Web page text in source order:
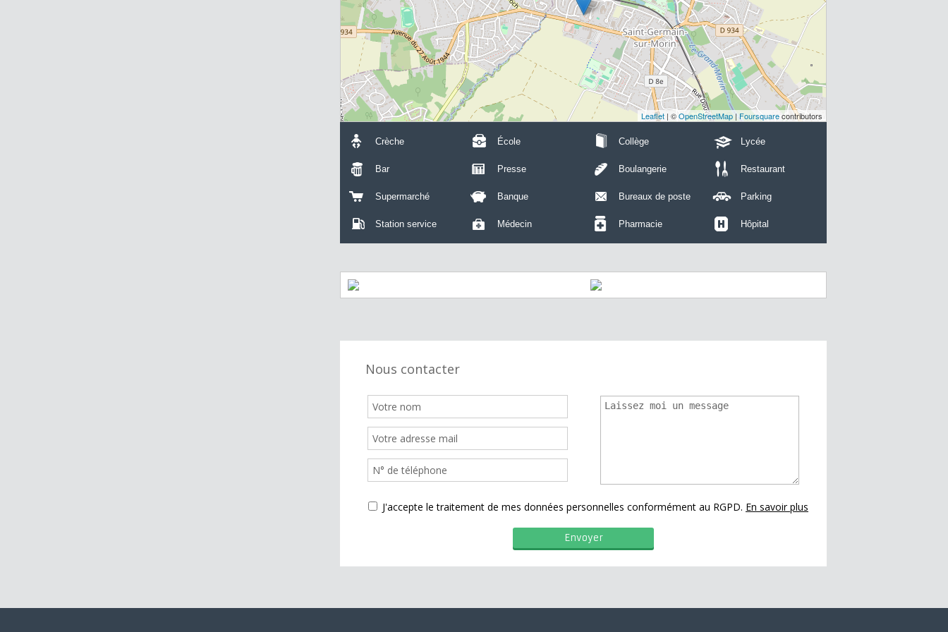
Leaflet | ©OpenStreetMap | Foursquarecontributors
Crèche École Collège Lycée
Bar Presse Boulangerie Restaurant
Supermarché Banque Bureaux de poste Parking
Station service Médecin Pharmacie Hôpital
Nous contacter
J'accepte le traitement de mes données personnelles conformément au RGPD. En savoir plus